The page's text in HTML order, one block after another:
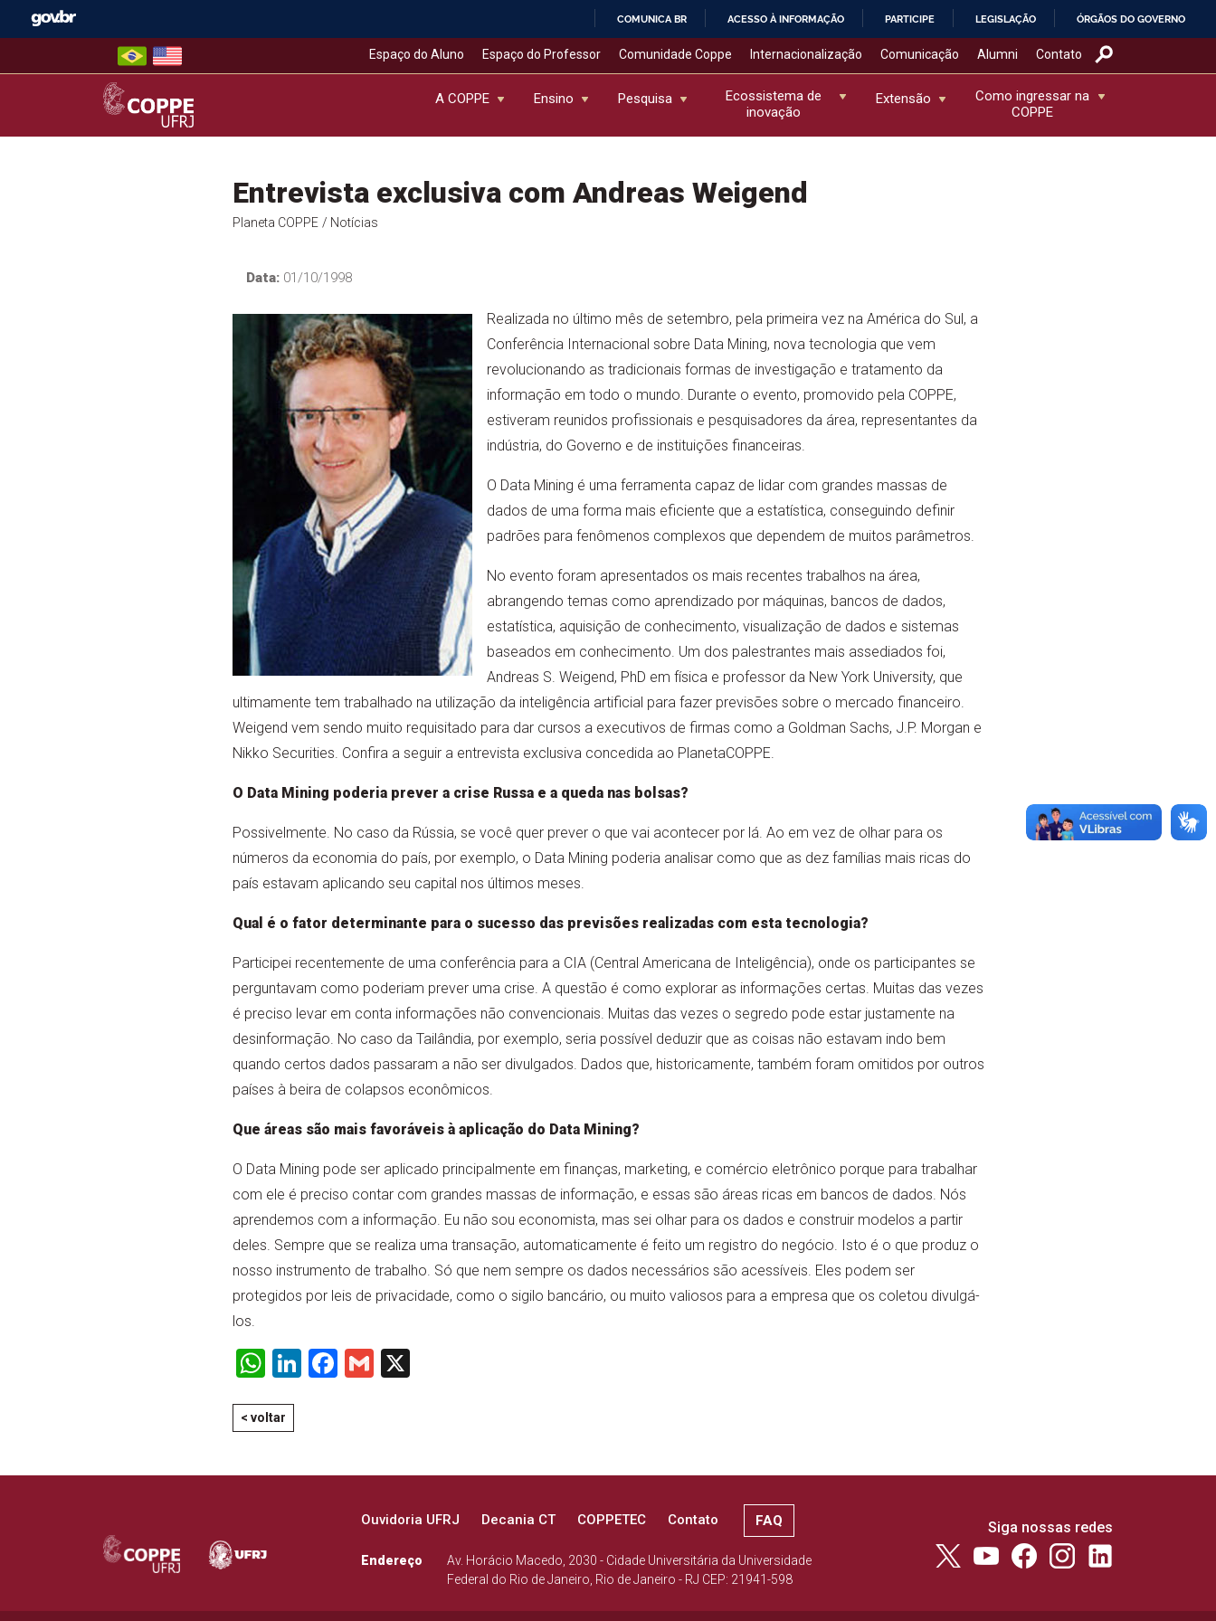
COMUNICA BR ACESSO À INFORMAÇÃO PARTICIPE LEGISLAÇÃO ÓRGÃOS DO GOVERNO
Espaço do Aluno Espaço do Professor Comunidade Coppe Internacionalização Comunicação Alumni Contato
COPPE – UFRJ
A COPPE Ensino Pesquisa
Ecossistema de
inovação
Extensão
Como ingressar na
COPPE
Entrevista exclusiva com Andreas Weigend
Planeta COPPE / Notícias
Data:01/10/1998
Realizada no último mês de setembro, pela primeira vez na América do Sul, a
Conferência Internacional sobre Data Mining, nova tecnologia que vem
revolucionando as tradicionais formas de investigação e tratamento da
informação em todo o mundo. Durante o evento, promovido pela COPPE,
estiveram reunidos profissionais e pesquisadores da área, representantes da
indústria, do Governo e de instituições financeiras.
O Data Mining é uma ferramenta capaz de lidar com grandes massas de
dados de uma forma mais eficiente que a estatística, conseguindo definir
padrões para fenômenos complexos que dependem de muitos parâmetros.
No evento foram apresentados os mais recentes trabalhos na área,
abrangendo temas como aprendizado por máquinas, bancos de dados,
estatística, aquisição de conhecimento, visualização de dados e sistemas
baseados em conhecimento. Um dos palestrantes mais assediados foi,
Andreas S. Weigend, PhD em física e professor da New York University, que
ultimamente tem trabalhado na utilização da inteligência artificial para fazer previsões sobre o mercado financeiro.
Weigend vem sendo muito requisitado para dar cursos a executivos de firmas como a Goldman Sachs, J.P. Morgan e
Nikko Securities. Confira a seguir a entrevista exclusiva concedida ao PlanetaCOPPE.
O Data Mining poderia prever a crise Russa e a queda nas bolsas?
Possivelmente. No caso da Rússia, se você quer prever o que vai acontecer por lá. Ao em vez de olhar para os
números da economia do país, por exemplo, o Data Mining poderia analisar como que as dez famílias mais ricas do
país estavam aplicando seu capital nos últimos meses.
Qual é o fator determinante para o sucesso das previsões realizadas com esta tecnologia?
Participei recentemente de uma conferência para a CIA (Central Americana de Inteligência), onde os participantes se
perguntavam como poderiam prever uma crise. A questão é como explorar as informações certas. Muitas das vezes
é preciso levar em conta informações não convencionais. Muitas das vezes o segredo pode estar justamente na
desinformação. No caso da Tailândia, por exemplo, seria possível deduzir que as coisas não estavam indo bem
quando certos dados passaram a não ser divulgados. Dados que, historicamente, também foram omitidos por outros
países à beira de colapsos econômicos.
Que áreas são mais favoráveis à aplicação do Data Mining?
O Data Mining pode ser aplicado principalmente em finanças, marketing, e comércio eletrônico porque para trabalhar
com ele é preciso contar com grandes massas de informação, e essas são áreas ricas em bancos de dados. Nós
aprendemos com a informação. Eu não sou economista, mas sei olhar para os dados e construir modelos a partir
deles. Sempre que se realiza uma transação, automaticamente é feito um registro do negócio. Isto é o que produz o
nosso instrumento de trabalho. Só que nem sempre os dados necessários são acessíveis. Eles podem ser
protegidos por leis de privacidade, como o sigilo bancário, ou muito valiosos para a empresa que os coletou divulgá-
los.
WhatsApp
LinkedIn
Facebook
Gmail
X
< voltar
Ouvidoria UFRJ Decania CT COPPETEC Contato FAQ
Endereço
Av. Horácio Macedo, 2030 - Cidade Universitária da Universidade
Federal do Rio de Janeiro, Rio de Janeiro - RJ CEP: 21941-598
Siga nossas redes